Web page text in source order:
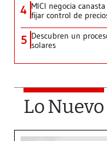
4 MICI negocia
fijar control de
5 Descubren un
solares
Lo Nuevo